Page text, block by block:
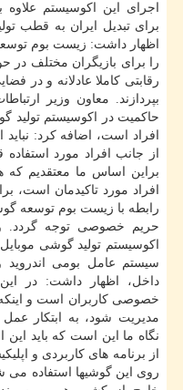
اجرای این اكوسیستم
برای تبدیل ایران به قطب
اظهار داشت: زیست بوم
را برای بازیگران مختلف در
رقابتی كاملا عادلانه و در
بپردازند. معاون وزیر
حاكمیت در اكوسیستم
افراد است، اضافه كرد:
از جانب افراد مورد
براین اساس ما معتقدیم
افراد مورد تاكیدمان است،
رابطه با زیست بوم توسعه
حریم خصوصی توجه گردد.
اكوسیستم تولید گوشی
سیستم عامل بومی اندروید
داخل، اظهار داشت: در
خصوصی كاربران است و اینكه
مدیریت شود، به ابتكار
نگاه ما این است كه باید
از برنامه های كاربردی و
روی این گوشیها استفاده می